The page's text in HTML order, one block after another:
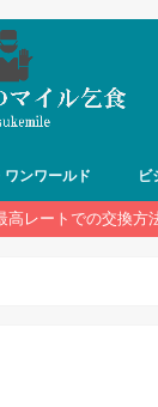
ンワールド ビ
レートでの交換方